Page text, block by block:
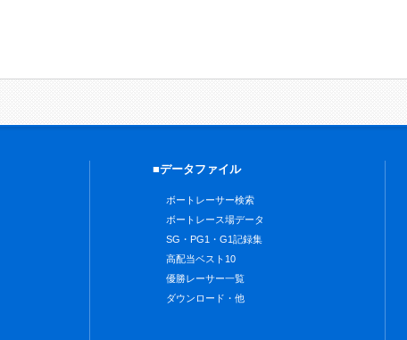
■データファイル
ボートレーサー検索
ボートレース場データ
SG・PG1・G1記録集
高配当ベスト10
優勝レーサー一覧
ダウンロード・他